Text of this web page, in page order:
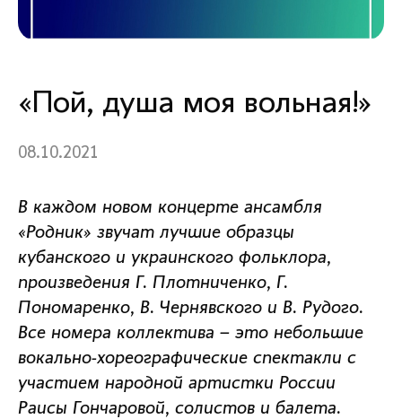
«Пой, душа моя вольная!»
08.10.2021
В каждом новом концерте ансамбля
«Родник» звучат лучшие образцы
кубанского и украинского фольклора,
произведения Г. Плотниченко, Г.
Пономаренко, В. Чернявского и В. Рудого.
Все номера коллектива – это небольшие
вокально-хореографические спектакли с
участием народной артистки России
Раисы Гончаровой, солистов и балета.